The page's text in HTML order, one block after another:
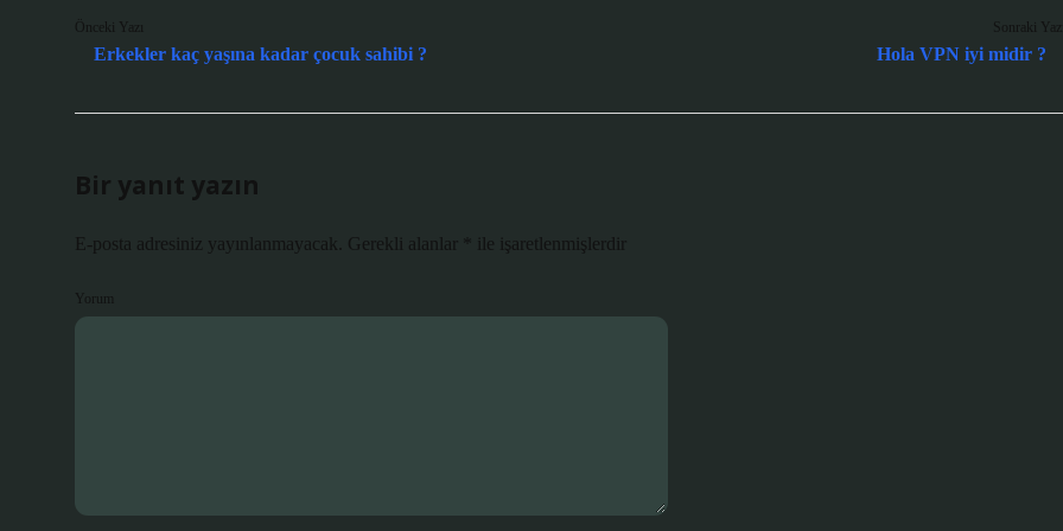
Önceki Yazı
Erkekler kaç yaşına kadar çocuk sahibi ?
Sonraki
Hola VPN iyi midir ?
Bir yanıt yazın
E-posta adresiniz yayınlanmayacak. Gerekli alanlar ile işaretlenmişlerdir
Yorum